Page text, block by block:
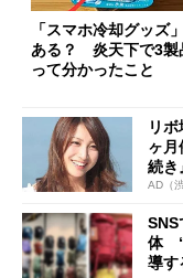
「スマホ冷却グッズ
ある？ 炎天下で3製
って分かったこと
リ
ヶ月
続き
AD（
SNS
体 “
導す